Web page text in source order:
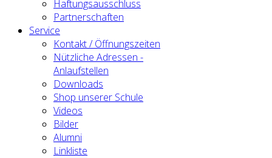
Haftungsausschluss
Partnerschaften
Service
Kontakt / Öffnungszeiten
Nützliche Adressen -
Anlaufstellen
Downloads
Shop unserer Schule
Videos
Bilder
Alumni
Linkliste